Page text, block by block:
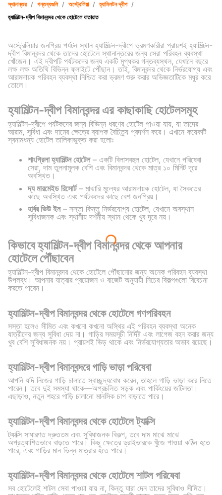
স্থানান্তর / গন্তব্যগুলি / অস্ট্রেলিয়া / হ্যামিলটন দ্বীপ /
হ্যামিল্টন-দ্বীপ বিমানবন্দর থেকে হোটেলে যাতায়াত
অস্ট্রেলিয়ার জনপ্রিয় পর্যটন স্থান হ্যামিল্টন-দ্বীপে ভ্রমণকারীরা প্রায়শই হ্যামিল্টন-
দ্বীপ বিমানবন্দর থেকে তাদের হোটেলে স্থানান্তরের জন্য সেরা পরিবহন ব্যবস্থা
খোঁজেন। এই দ্বীপটি পর্যটকদের জন্য একটি মুগ্ধকর গন্তব্যস্থল, যেখানে বছরে
লক্ষ লক্ষ অতিথি বিভিন্ন ফ্লাইটে পৌঁছান। তাই, বিমানবন্দর থেকে নির্ভরযোগ্য এবং
আরামদায়ক পরিবহন ব্যবস্থা নিশ্চিত করা ভ্রমণ শুরু করার অভিজ্ঞতাটিকে মধুর করে
তোলে।
হ্যামিল্টন-দ্বীপ বিমানবন্দর এর কাছাকাছি হোটেলসমূহ
হ্যামিল্টন-দ্বীপে পর্যটকদের জন্য বিভিন্ন ধরণের হোটেল পাওয়া যায়, যা তাদের
আরাম, সুবিধা এবং দামের ক্ষেত্রে ব্যাপক বৈচিত্র্য প্রদর্শন করে। এখানে কয়েকটি
স্বনামধন্য হোটেল তালিকাভুক্ত করা হলোঃ
শাংগ্রিলা হ্যামিল্টন হোটেল– একটি বিলাসবহুল হোটেল, যেখানে পরিষেবা
সেরা, দাম তুলনামূলক বেশি এবং বিমানবন্দর থেকে মাত্র ১০ মিনিট দূরে
অবস্থিত।
দ্য মারমেইড রিসোর্ট– মাঝারি মূল্যের আরামদায়ক হোটেল, যা সৈকতের
কাছে অবস্থিত এবং পর্যটকদের কাছে বেশ জনপ্রিয়।
হার্বর ভিউ ইন– সস্তা কিন্তু নির্ভরযোগ্য হোটেল, যেখানে অবস্থান
সুবিধাজনক এবং স্থানীয় দর্শনীয় স্থান থেকে খুব দূরে নয়।
কিভাবে হ্যামিল্টন-দ্বীপ বিমানবন্দর থেকে আপনার
হোটেলে পৌঁছাবেন
হ্যামিল্টন-দ্বীপ বিমানবন্দর থেকে হোটেলে পৌঁছানোর জন্য অনেক পরিবহন ব্যবস্থা
উপলব্ধ। আপনার যাত্রার প্রয়োজন ও বাজেট অনুযায়ী নিচের বিকল্পগুলো বিবেচনা
করতে পারেন।
হ্যামিল্টন-দ্বীপ বিমানবন্দর থেকে হোটেলে গণপরিবহন
সস্তা হলেও সীমিত এবং কখনো কখনো অস্থির এই পরিবহন ব্যবস্থা অনেক
যাত্রীদের জন্য সুবিধা দেয় না। গাড়ির সময়সূচী নির্দিষ্ট এবং লাগেজ বহন করার জন্য
খুব বেশি সুবিধাজনক নয়। প্রায়শই ভিড় থাকে এবং নির্ভরযোগ্যতার অভাব রয়েছে।
হ্যামিল্টন-দ্বীপ বিমানবন্দরে গাড়ি ভাড়া পরিষেবা
আপনি যদি নিজের গাড়ি চালাতে স্বাচ্ছন্দ্যবোধ করেন, তাহলে গাড়ি ভাড়া করে নিতে
পারেন। তবে দুই সমস্যা থাকে—অপ্রচলিত সড়ক এবং পার্কিংয়ের জটিলতা।
এছাড়াও, নতুন শহরে গাড়ি চালানো মানসিক চাপ বাড়াতে পারে।
হ্যামিল্টন-দ্বীপ বিমানবন্দর থেকে হোটেলে ট্যাক্সি
ট্যাক্সি সাধারণত দ্রুততম এবং সুবিধাজনক বিকল্প, তবে দাম মাঝে মাঝে
অপ্রত্যাশিতভাবে বাড়তে পারে। কিছু ক্ষেত্রে ড্রাইভারকে খুঁজে পাওয়া কঠিন হতে
পারে, এবং গাড়ির মান ভিন্ন মাত্রার হতে পারে।
হ্যামিল্টন-দ্বীপ বিমানবন্দর থেকে হোটেলে শাটল পরিষেবা
সব হোটেলেই শাটল সেবা পাওয়া যায় না, কিন্তু যারা দেন তাদের সুবিধাও সীমিত।